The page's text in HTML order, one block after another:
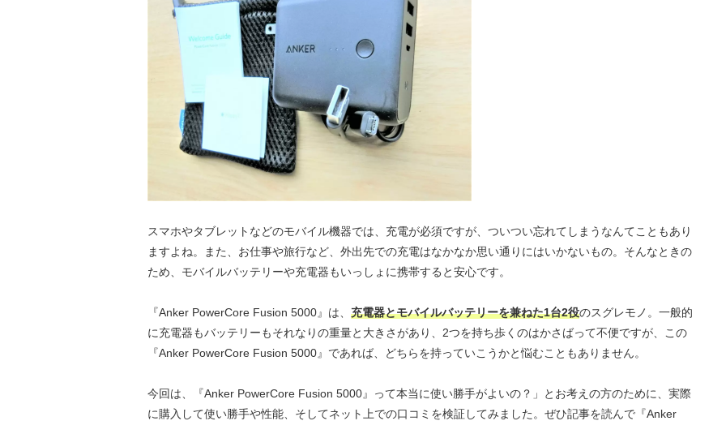
スマホやタブレットなどのモバイル機器では、充電が必須ですが、ついつい忘れてしまうなんてこともあり
ますよね。また、お仕事や旅行など、外出先での充電はなかなか思い通りにはいかないもの。そんなときの
ため、モバイルバッテリーや充電器もいっしょに携帯すると安心です。
『Anker PowerCore Fusion 5000』は、 充電器とモバイルバッテリーを兼ねた1台2役のスグレモノ。一般的
に充電器もバッテリーもそれなりの重量と大きさがあり、2つを持ち歩くのはかさばって不便ですが、この
『Anker PowerCore Fusion 5000』であれば、どちらを持っていこうかと悩むこともありません。
今回は、『Anker PowerCore Fusion 5000』って本当に使い勝手がよいの？」とお考えの方のために、実際
に購入して使い勝手や性能、そしてネット上での口コミを検証してみました。ぜひ記事を読んで『Anker